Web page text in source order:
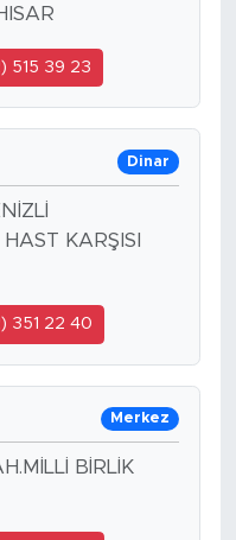
515 39 23
Dinar
KARŞISI
351 22 40
Merkez
BİRLİK